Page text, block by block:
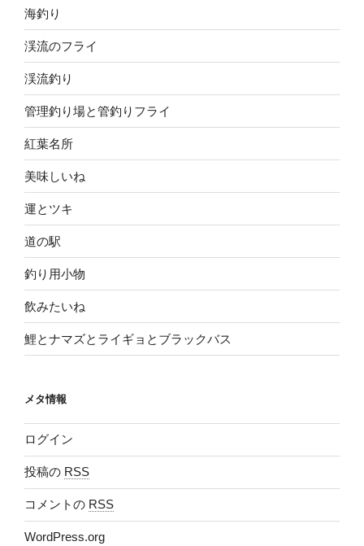
海釣り
渓流のフライ
渓流釣り
管理釣り場と管釣りフライ
紅葉名所
美味しいね
運とツキ
道の駅
釣り用小物
飲みたいね
鯉とナマズとライギョとブラックバス
メタ情報
ログイン
投稿の RSS
コメントの RSS
WordPress.org